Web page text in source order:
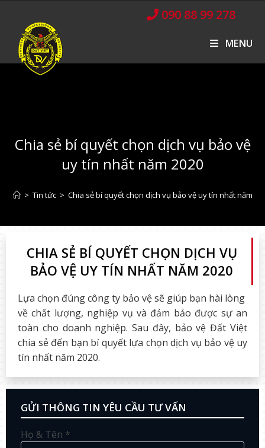
090 88 99 278
MENU
Chia sẻ bí quyết chọn dịch vụ bảo vệ
uy tín nhất năm 2020
> Tin tức > Chia sẻ bí quyết chọn dịch vụ bảo vệ uy tín nhất năm
CHIA SẺ BÍ QUYẾT CHỌN DỊCH VỤ
BẢO VỆ UY TÍN NHẤT NĂM 2020
Lựa chọn đúng công ty bảo vệ sẽ giúp bạn hài lòng
về chất lượng, nghiệp vụ và đảm bảo được sự an
toàn cho doanh nghiệp. Sau đây, bảo vệ Đất Việt
chia sẻ đến bạn bí quyết lựa chọn dịch vụ bảo vệ uy
tín nhất năm 2020.
GỬI THÔNG TIN YÊU CẦU TƯ VẤN
Họ & Tên *